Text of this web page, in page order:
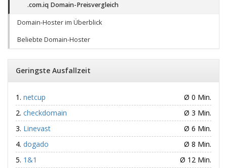
.com.iq Domain-Preisvergleich
Domain-Hoster im Überblick
Beliebte Domain-Hoster
Geringste Ausfallzeit
netcup
Ø 0 Min.
checkdomain
Ø 3 Min.
Linevast
Ø 6 Min.
dogado
Ø 8 Min.
1&1
Ø 12 Min.